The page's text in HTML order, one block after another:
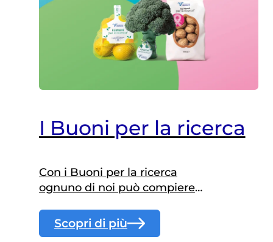
prevenzione, che passa anche
attraverso l’attività fisica.
I Buoni per la ricerca
Con i Buoni per la ricerca
ognuno di noi può compiere
bene e costruire un futuro di
salute per tutti.
Scopri di più